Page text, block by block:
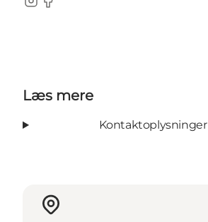
Instagram
Facebook
Læs mere
Kontaktoplysninger